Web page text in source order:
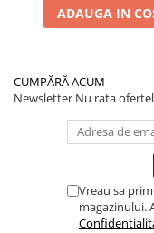
ADAUGA IN
CUMPĂRĂ ACUM
Newsletter Nu rata
Vreau sa
magazinului.